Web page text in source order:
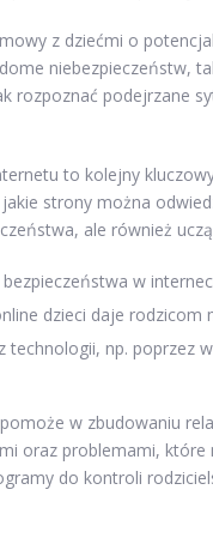
z dziećmi o
niebezpieczeństw,
rozpoznać podejrzane
to kolejny
strony można
ale również
w
dzieci daje rodzicom
technologii, np. poprzez
w zbudowaniu
oraz problemami,
do kontroli